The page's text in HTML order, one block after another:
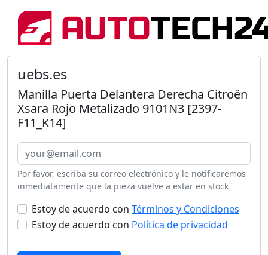
uebs.es
Manilla Puerta Delantera Derecha Citroën
Xsara Rojo Metalizado 9101N3 [2397-
F11_K14]
Por favor, escriba su correo electrónico y le notificaremos
inmediatamente que la pieza vuelve a estar en stock
Estoy de acuerdo con Términos y Condiciones
Estoy de acuerdo con Política de privacidad